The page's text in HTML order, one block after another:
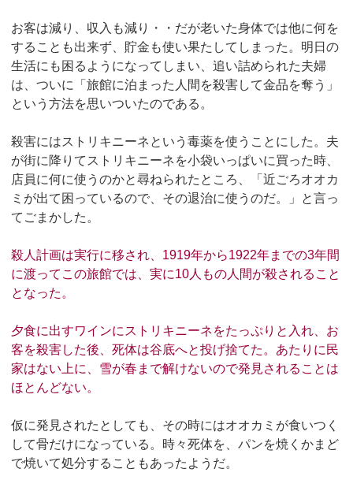
お客は減り、収入も減り・・だが老いた身体では他に何を
することも出来ず、貯金も使い果たしてしまった。明日の
生活にも困るようになってしまい、追い詰められた夫婦
は、ついに「旅館に泊まった人間を殺害して金品を奪う」
という方法を思いついたのである。
殺害にはストリキニーネという毒薬を使うことにした。夫
が街に降りてストリキニーネを小袋いっぱいに買った時、
店員に何に使うのかと尋ねられたところ、「近ごろオオカ
ミが出て困っているので、その退治に使うのだ。」と言っ
てごまかした。
殺人計画は実行に移され、1919年から1922年までの3年間
に渡ってこの旅館では、実に10人もの人間が殺されること
となった。
夕食に出すワインにストリキニーネをたっぷりと入れ、お
客を殺害した後、死体は谷底へと投げ捨てた。あたりに民
家はない上に、雪が春まで解けないので発見されることは
ほとんどない。
仮に発見されたとしても、その時にはオオカミが食いつく
して骨だけになっている。時々死体を、パンを焼くかまど
で焼いて処分することもあったようだ。